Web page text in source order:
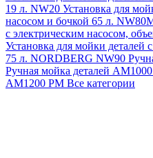
19 л. NW20 Установка для
насосом и бочкой 65 л.
с электрическим насосом,
Установка для мойки деталей
75 л. NORDBERG NW90
Ручная мойка деталей
АМ1200 РМ Все категории